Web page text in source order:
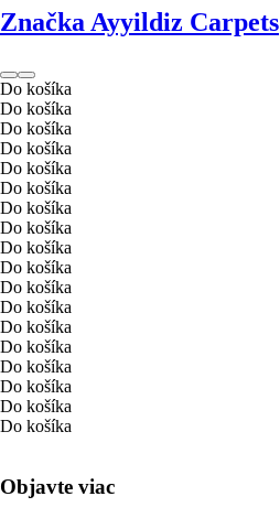
Značka Ayyildiz Carpets
Do košíka
Do košíka
Do košíka
Do košíka
Do košíka
Do košíka
Do košíka
Do košíka
Do košíka
Do košíka
Do košíka
Do košíka
Do košíka
Do košíka
Do košíka
Do košíka
Do košíka
Do košíka
Objavte viac